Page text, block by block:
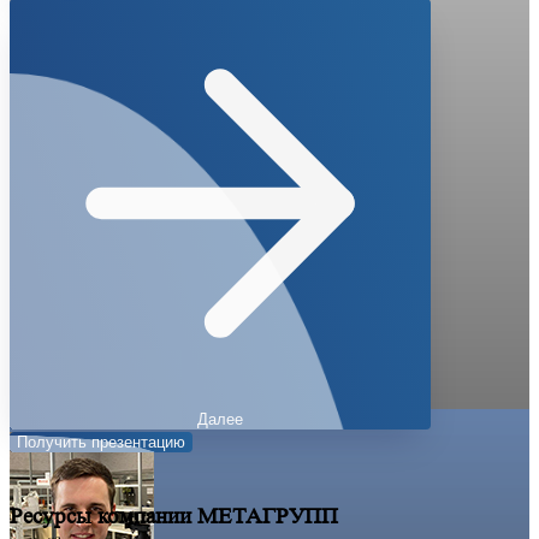
Далее
Получить презентацию
Паллетирование
*Select one or more options
Производительность линии (бут/час)
Оставьте ваши контакты, отправим проработанное
предложение в течение 24 часов.
Ресурсы компании МЕТАГРУПП